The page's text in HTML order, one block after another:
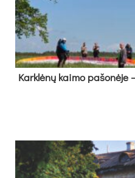
Kark­lė­nų kai­mo